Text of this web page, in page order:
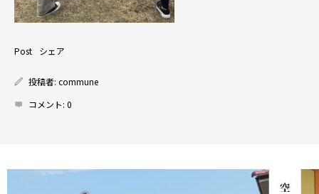
Post シェア
投稿者: commune
コメント: 0